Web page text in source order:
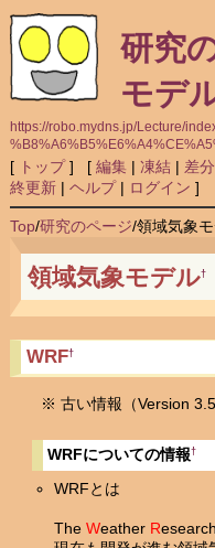
研究
モデ
https://robo.mydns.jp/Lecture/
[ トップ] [ 編集| 凍結 | 差分
終更新| ヘルプ| ログイン ]
Top/研究のページ/領域気象
領域気象モデル†
WRF†
※ 古い情報（Version 3.5
WRFについての情報†
WRFとは
The Weather R